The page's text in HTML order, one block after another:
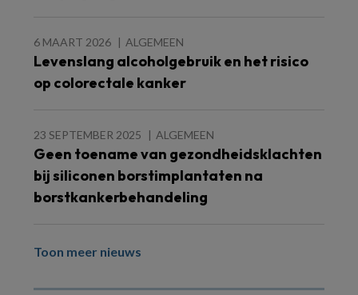
6 MAART 2026 ALGEMEEN
Levenslang alcoholgebruik en het risico
op colorectale kanker
23 SEPTEMBER 2025 ALGEMEEN
Geen toename van gezondheidsklachten
bij siliconen borstimplantaten na
borstkankerbehandeling
Toon meer nieuws